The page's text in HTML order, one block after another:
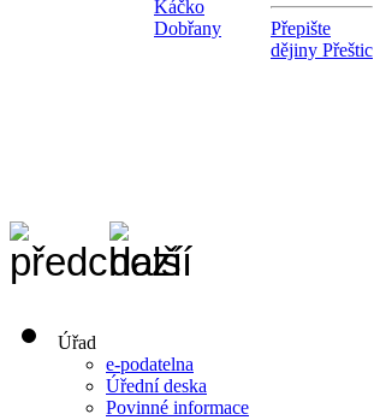
Káčko
Dobřany
Přepište
dějiny Přeštic
Úřad
e-podatelna
Úřední deska
Povinné informace